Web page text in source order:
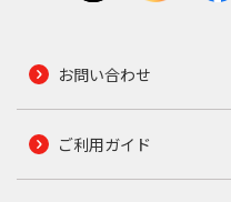
お問い合わせ
ご利用ガイド